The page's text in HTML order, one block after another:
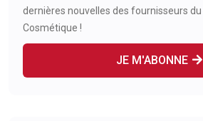
dernières nouvelles des fournisseurs
Cosmétique !
JE M'ABONNE